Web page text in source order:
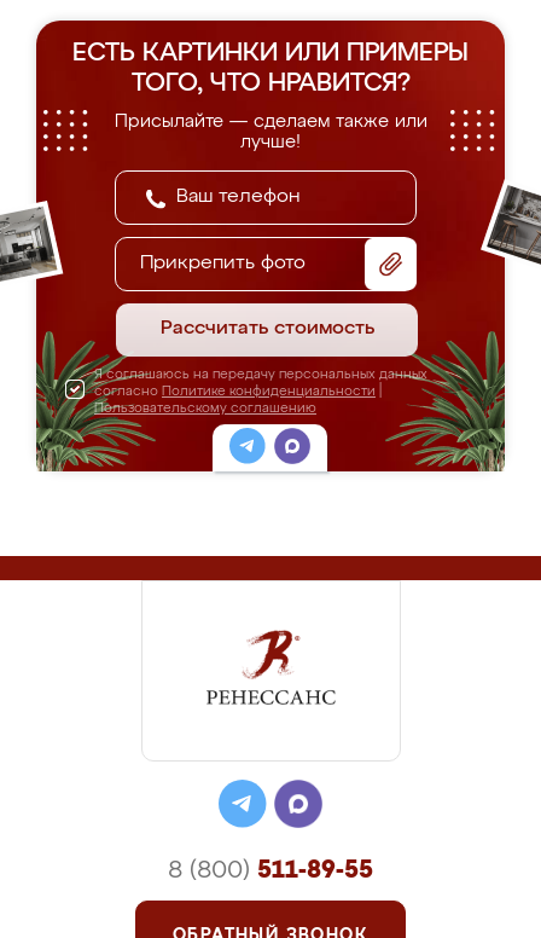
ЕСТЬ КАРТИНКИ ИЛИ ПРИМЕРЫ
ТОГО, ЧТО НРАВИТСЯ?
Присылайте — сделаем также или
лучше!
Прикрепить фото
Рассчитать стоимость
Я соглашаюсь на передачу персональных данных
согласно Политике конфиденциальности
Пользовательскому соглашению
8 (800) 511-89-55